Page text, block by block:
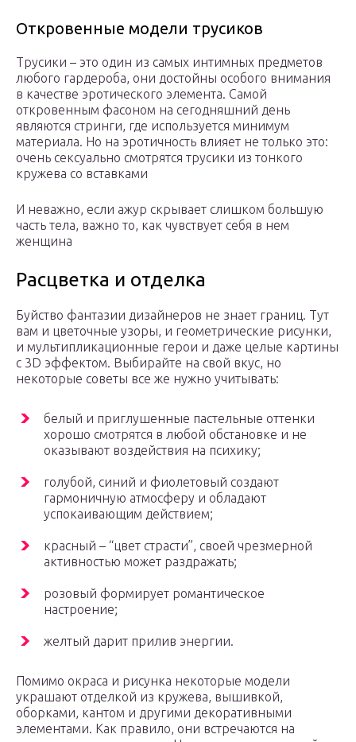
Откровенные модели трусиков
Трусики – это один из самых интимных предметов
любого гардероба, они достойны особого внимания
в качестве эротического элемента. Самой
откровенным фасоном на сегодняшний день
являются стринги, где используется минимум
материала. Но на эротичность влияет не только это:
очень сексуально смотрятся трусики из тонкого
кружева со вставками
И неважно, если ажур скрывает слишком большую
часть тела, важно то, как чувствует себя в нем
женщина
Расцветка и отделка
Буйство фантазии дизайнеров не знает границ. Тут
вам и цветочные узоры, и геометрические рисунки,
и мультипликационные герои и даже целые картины
с 3D эффектом. Выбирайте на свой вкус, но
некоторые советы все же нужно учитывать:
белый и приглушенные пастельные оттенки
хорошо смотрятся в любой обстановке и не
оказывают воздействия на психику;
голубой, синий и фиолетовый создают
гармоничную атмосферу и обладают
успокаивающим действием;
красный – “цвет страсти”, своей чрезмерной
активностью может раздражать;
розовый формирует романтическое
настроение;
желтый дарит прилив энергии.
Помимо окраса и рисунка некоторые модели
украшают отделкой из кружева, вышивкой,
оборками, кантом и другими декоративными
элементами. Как правило, они встречаются на